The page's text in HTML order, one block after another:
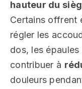
hauteur du
Certains offrent
régler les
dos, les
contribuer à
douleurs